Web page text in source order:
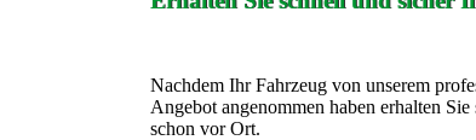
Nachdem Ihr Fahrzeug von unserem
Angebot angenommen haben erhalten
schon vor Ort.